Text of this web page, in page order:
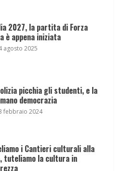
2027, la partita di Forza
è appena iniziata
agosto 2025
picchia gli studenti, e la
democrazia
febbraio 2024
i Cantieri culturali alla
tuteliamo la cultura in